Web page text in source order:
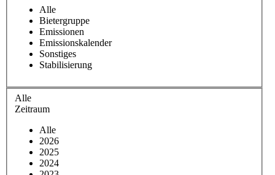
Alle
Bietergruppe
Emissionen
Emissionskalender
Sonstiges
Stabilisierung
Alle
Zeitraum
Alle
2026
2025
2024